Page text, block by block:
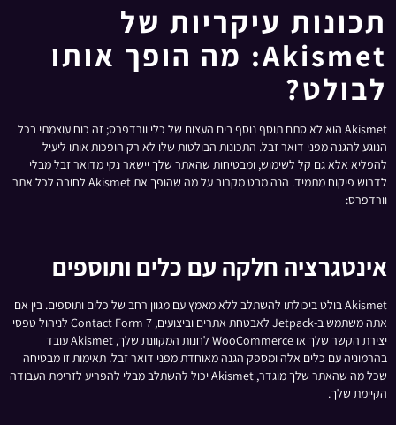
תכונות עיקריות של
Akismet: מה הופך אותו
לבולט?
Akismet הוא לא סתם תוסף נוסף בים העצום של כלי וורדפרס; זה כוח עוצמתי בכל
הנוגע להגנה מפני דואר זבל. התכונות הבולטות שלו לא רק הופכות אותו ליעיל
להפליא אלא גם קל לשימוש, ומבטיחות שהאתר שלך יישאר נקי מדואר זבל מבלי
לדרוש פיקוח מתמיד. הנה מבט מקרוב על מה שהופך את Akismet לחובה לכל אתר
וורדפרס:
אינטגרציה חלקה עם כלים ותוספים
Akismet בולט ביכולתו להשתלב ללא מאמץ עם מגוון רחב של כלים ותוספים. בין אם
אתה משתמש ב-Jetpack לאבטחת אתרים וביצועים, Contact Form 7 לניהול טפסי
יצירת הקשר שלך או WooCommerce לחנות המקוונת שלך, Akismet עובד
בהרמוניה עם כלים אלה ומספק הגנה מאוחדת מפני דואר זבל. תאימות זו מבטיחה
שכל מה שהאתר שלך מוגדר, Akismet יכול להשתלב מבלי להפריע לזרימת העבודה
הקיימת שלך.